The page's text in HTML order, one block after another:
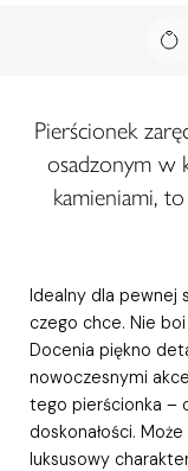
Pierścionek
osadzonym w
kamieniami,
Idealny dla pewnej
czego chce. Nie
Docenia piękno
nowoczesnymi
tego pierścionka –
doskonałości.
luksusowy